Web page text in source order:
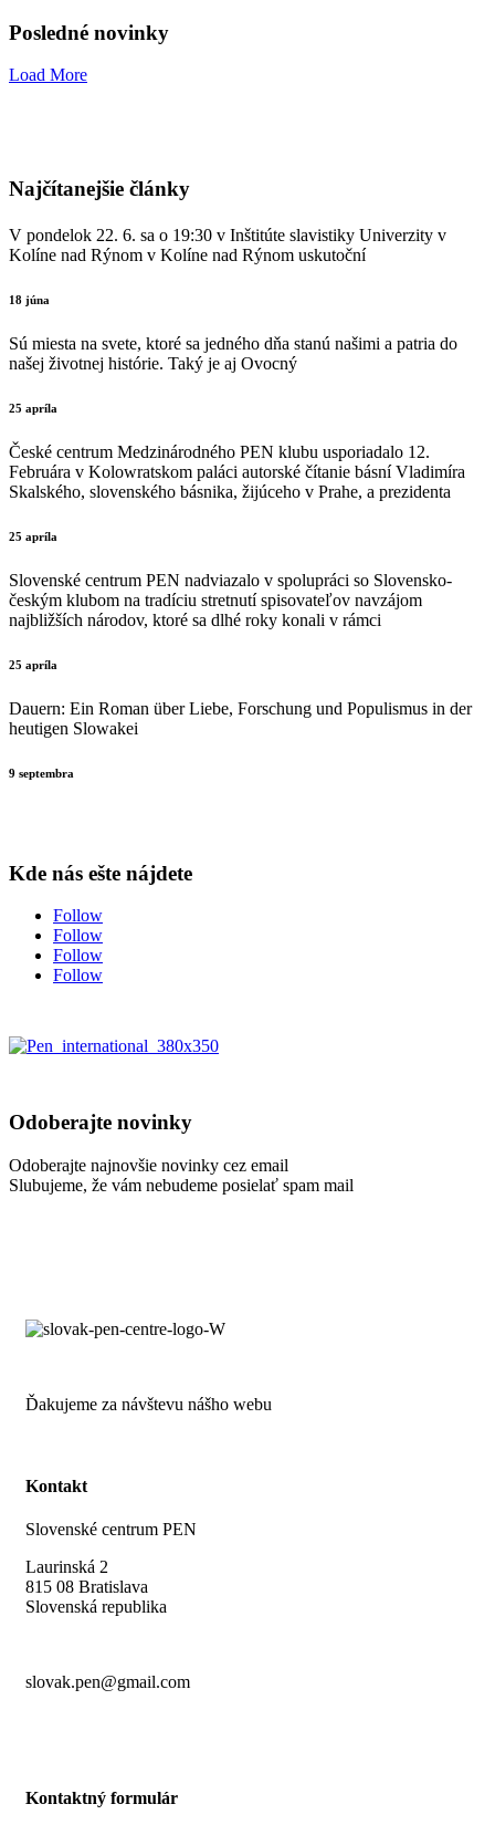
Posledné novinky
Load More
Najčítanejšie články
V pondelok 22. 6. sa o 19:30 v Inštitúte slavistiky Univerzity v
Kolíne nad Rýnom v Kolíne nad Rýnom uskutoční
18 júna
Sú miesta na svete, ktoré sa jedného dňa stanú našimi a patria do
našej životnej histórie. Taký je aj Ovocný
25 apríla
České centrum Medzinárodného PEN klubu usporiadalo 12.
Februára v Kolowratskom paláci autorské čítanie básní Vladimíra
Skalského, slovenského básnika, žijúceho v Prahe, a prezidenta
25 apríla
Slovenské centrum PEN nadviazalo v spolupráci so Slovensko-
českým klubom na tradíciu stretnutí spisovateľov navzájom
najbližších národov, ktoré sa dlhé roky konali v rámci
25 apríla
Dauern: Ein Roman über Liebe, Forschung und Populismus in der
heutigen Slowakei
9 septembra
Kde nás ešte nájdete
Follow
Follow
Follow
Follow
Odoberajte novinky
Odoberajte najnovšie novinky cez email
Slubujeme, že vám nebudeme posielať spam mail
Ďakujeme za návštevu nášho webu
Kontakt
Slovenské centrum PEN
Laurinská 2
815 08 Bratislava
Slovenská republika
slovak.pen@gmail.com
Kontaktný formulár